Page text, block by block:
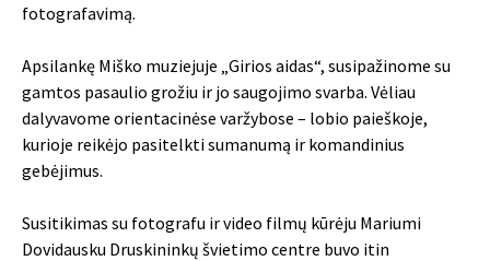
fotografavimą.
Apsilankę Miško muziejuje „Girios aidas“, susipažinome su
gamtos pasaulio grožiu ir jo saugojimo svarba. Vėliau
dalyvavome orientacinėse varžybose – lobio paieškoje,
kurioje reikėjo pasitelkti sumanumą ir komandinius
gebėjimus.
Susitikimas su fotografu ir video filmų kūrėju Mariumi
Dovidausku Druskininkų švietimo centre buvo itin